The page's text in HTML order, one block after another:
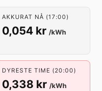
AKKURAT NÅ (17:00)
0,054 kr /kWh
DYRESTE TIME (20:00)
0,338 kr /kWh